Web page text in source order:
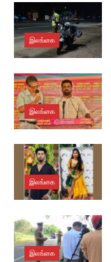
இலங்கை
இலங்கை
இலங்கை
இலங்கை